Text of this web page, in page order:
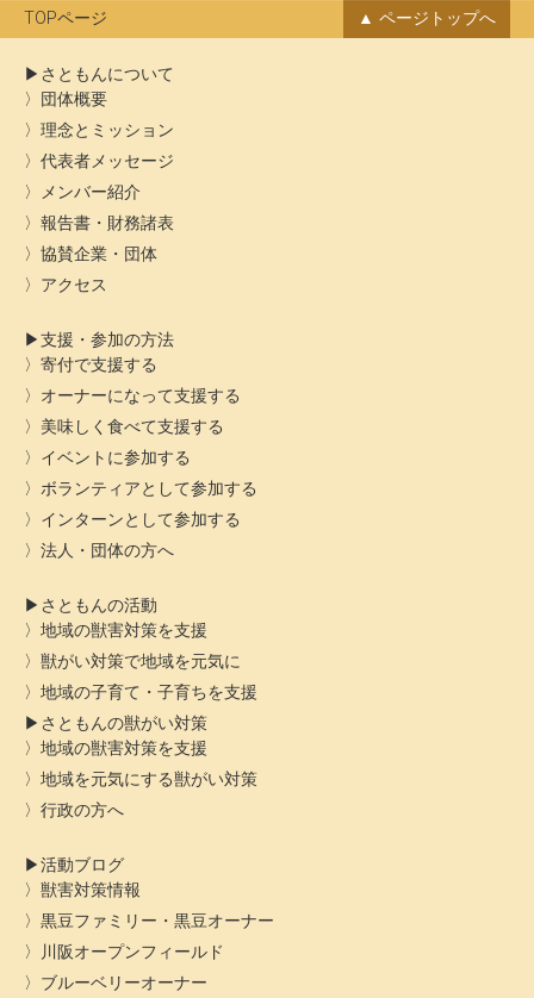
ブ
TOPページ ページトップへ
さともんについて
団体概要
理念とミッション
代表者メッセージ
メンバー紹介
報告書・財務諸表
協賛企業・団体
アクセス
支援・参加の方法
寄付で支援する
オーナーになって支援する
美味しく食べて支援する
イベントに参加する
ボランティアとして参加する
インターンとして参加する
法人・団体の方へ
さともんの活動
地域の獣害対策を支援
獣がい対策で地域を元気に
地域の子育て・子育ちを支援
さともんの獣がい対策
地域の獣害対策を支援
地域を元気にする獣がい対策
行政の方へ
活動ブログ
獣害対策情報
黒豆ファミリー・黒豆オーナー
川阪オープンフィールド
ブルーベリーオーナー